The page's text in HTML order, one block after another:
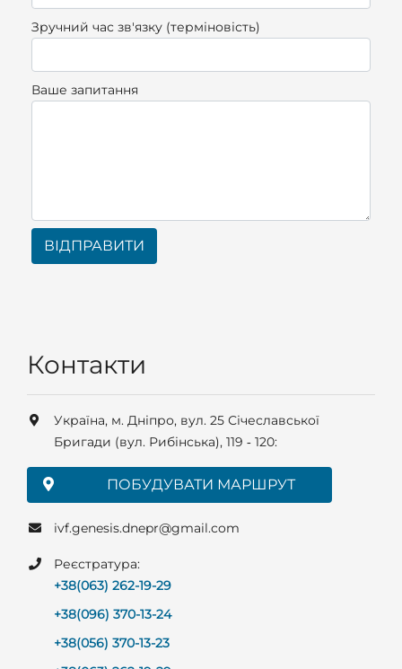
Зручний час зв'язку (терміновість)
Ваше запитання
ВІДПРАВИТИ
Контакти
Українa, м. Дніпро, вул. 25 Січеславської
Бригади (вул. Рибінська), 119 ‑ 120:
ПОБУДУВАТИ МАРШРУТ
ivf.genesis.dnepr@gmail.com
Реєстратура:
+38(063) 262-19-29
+38(096) 370-13-24
+38(056) 370-13-23